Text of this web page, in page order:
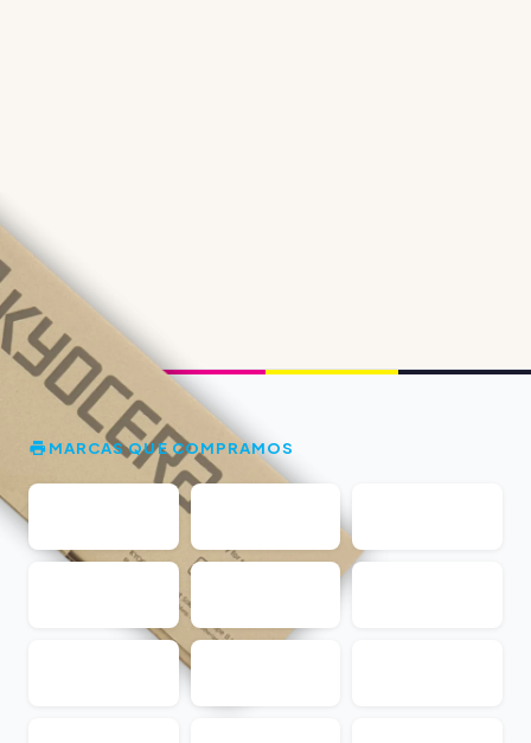
MARCAS QUE COMPRAMOS